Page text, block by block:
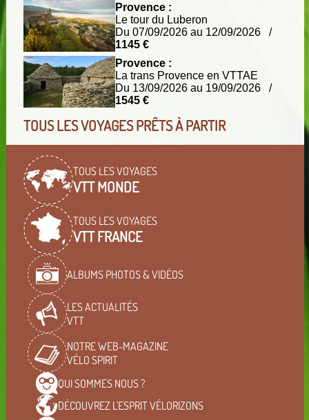
Provence :
Le tour du Luberon
Du 07/09/2026 au 12/09/2026 /
1145 €
Provence :
La trans Provence en VTTAE
Du 13/09/2026 au 19/09/2026 /
1545 €
TOUS LES VOYAGES PRÊTS À PARTIR
TOUS LES VOYAGES
VTT MONDE
TOUS LES VOYAGES
VTT FRANCE
ALBUMS PHOTOS & VIDÉOS
LES ACTUALITÉS
VTT
NOTRE WEB-MAGAZINE
VÉLO SPIRIT
QUI SOMMES NOUS ?
DÉCOUVREZ L'ESPRITVÉLORIZONS